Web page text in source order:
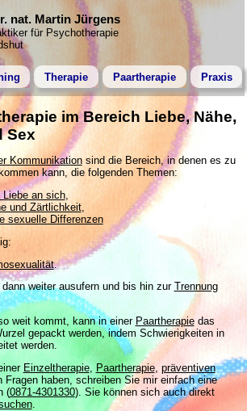
nat. Martin Jürgens
für Psychotherapie
Therapie Paartherapie Praxis
im Bereich Liebe, Nähe,
Sex
Kommunikationsind die Bereich, in denen es zu
kann, die folgenden Themen:
Liebe an sich,
und Zärtlichkeit,
sexuelle Differenzen
.
weiter ausufern und bis hin zur Trennung
weit kommt, kann in einer Paartherapiedas
gepackt werden, indem Schwierigkeiten in
werden.
Einzeltherapie, Paartherapie, präventiven
Fragen haben, schreiben Sie mir einfach eine
(0871-4301330). Sie können sich auch direkt
.